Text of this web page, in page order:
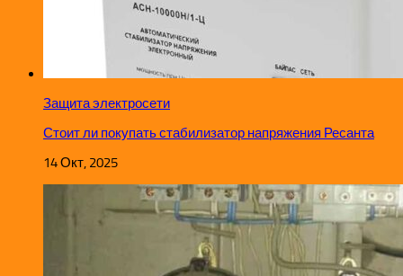
Защита электросети
Стоит ли покупать стабилизатор напряжения Ресанта
14 Окт, 2025